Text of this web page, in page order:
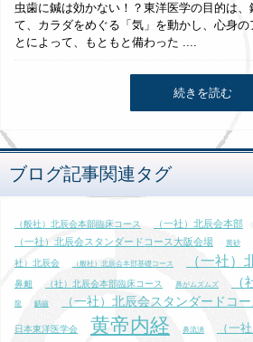
虫歯に鍼は効かない！？東洋医学の目的は
て、カラダをめぐる「気」を動かし、心身
とによって、もともと備わった ....
続きを読む
ブログ記事関連タグ
（般社）北辰会本部臨床コース （一社）北辰会本部
（一社）北辰会スタンダードコース大阪会場 黄砂
社）北辰会 （般社）北辰会本部基礎コース （一社）
鼻衄 （社）北辰会本部臨床コース 鼻がムズムズ
龍 齲齒 （一社）北辰会スタンダードコ
日本東洋医学会 黄帝内経 鼻流涕
（一